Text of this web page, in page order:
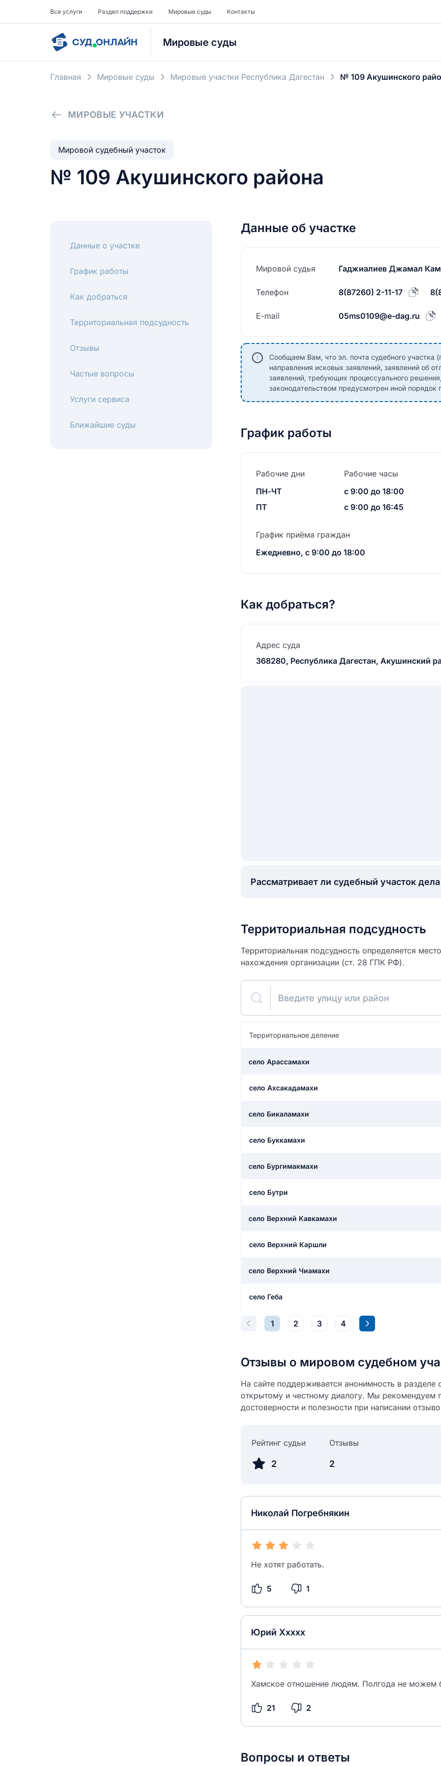
Все услуги Раздел поддержки Мировые суды Контакты
Мировые суды
Главная Мировые суды Мировые участки Республика Дагестан № 109 Акушинского
МИРОВЫЕ УЧАСТКИ
Мировой судебный участок
№ 109 Акушинского района
Данные о участке
График работы
Как добраться
Территориальная подсудность
Отзывы
Частые вопросы
Услуги сервиса
Ближайшие суды
Данные об участке
Мировой судья Гаджиалиев Джамал
Телефон 8(87260) 2-11-17
E-mail 05ms0109@e-dag.ru
Сообщаем Вам, что эл. почта судебного участка
направления исковых заявлений, заявлений об
заявлений, требующих процессуального
законодательством предусмотрен иной порядок
График работы
Рабочие дни
ПН-ЧТ
ПТ
Рабочие часы
с 9:00 до 18:00
с 9:00 до 16:45
График приёма граждан
Ежедневно, с 9:00 до 18:00
Как добраться?
Адрес суда
368280, Республика Дагестан, Акушинский
Рассматривает ли судебный участок
Территориальная подсудность
Территориальная подсудность определяется
нахождения организации (ст. 28 ГПК РФ).
Введите улицу или район
Территориальное деление
село Арассамахи
село Ахсакадамахи
село Бикаламахи
село Буккамахи
село Бургимакмахи
село Бутри
село Верхний Кавкамахи
село Верхний Каршли
село Верхний Чиамахи
село Геба
1 2 3 4
Отзывы о мировом судебном
На сайте поддерживается анонимность в разделе
открытому и честному диалогу. Мы рекомендуем
достоверности и полезности при написании
Рейтинг судьи
2
Отзывы
2
Николай Погребнякин
Не хотят работать.
5 1
Юрий Ххххх
Хамское отношение людям. Полгода не можем
21 2
Введите свое имя
ОСТАВИТЬ ОТЗЫВ
Вопросы и ответы
Название населенного пункта
СОХРАНИТЬ